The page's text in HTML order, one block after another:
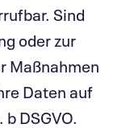
Sind
oder zur
Maßnahmen
Daten auf
DSGVO.